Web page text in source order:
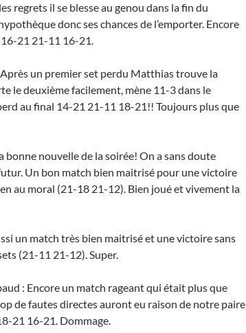
regrets il se blesse au genou dans la fin du
donc ses chances de l’emporter. Encore
21 21-11 16-21.
un premier set perdu Matthias trouve la
le deuxième facilement, mène 11-3 dans le
au final 14-21 21-11 18-21!! Toujours plus que
bonne nouvelle de la soirée! On a sans doute
Un bon match bien maitrisé pour une victoire
au moral (21-18 21-12). Bien joué et vivement la
un match très bien maitrisé et une victoire sans
(21-11 21-12). Super.
: Encore un match rageant qui était plus que
de fautes directes auront eu raison de notre paire
21 16-21. Dommage.